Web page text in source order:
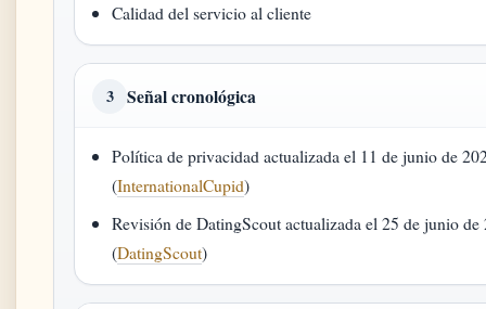
Calidad del servicio al cliente
3 Señal cronológica
Política de privacidad actualizada el 11 de junio de
(InternationalCupid)
Revisión de DatingScout actualizada el 25 de junio de
(DatingScout)